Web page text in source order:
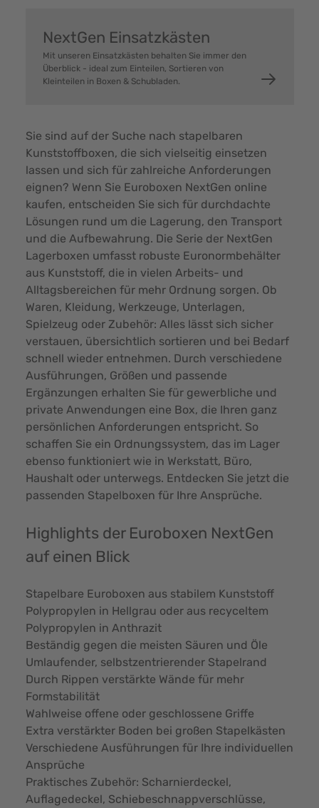
NextGen Einsatzkästen
Mit unseren Einsatzkästen behalten Sie immer den
Überblick - ideal zum Einteilen, Sortieren von
Kleinteilen in Boxen & Schubladen.
Sie sind auf der Suche nach stapelbaren
Kunststoffboxen, die sich vielseitig einsetzen
lassen und sich für zahlreiche Anforderungen
eignen? Wenn Sie Euroboxen NextGen online
kaufen, entscheiden Sie sich für durchdachte
Lösungen rund um die Lagerung, den Transport
und die Aufbewahrung. Die Serie der NextGen
Lagerboxen umfasst robuste Euronormbehälter
aus Kunststoff, die in vielen Arbeits- und
Alltagsbereichen für mehr Ordnung sorgen. Ob
Waren, Kleidung, Werkzeuge, Unterlagen,
Spielzeug oder Zubehör: Alles lässt sich sicher
verstauen, übersichtlich sortieren und bei Bedarf
schnell wieder entnehmen. Durch verschiedene
Ausführungen, Größen und passende
Ergänzungen erhalten Sie für gewerbliche und
private Anwendungen eine Box, die Ihren ganz
persönlichen Anforderungen entspricht. So
schaffen Sie ein Ordnungssystem, das im Lager
ebenso funktioniert wie in Werkstatt, Büro,
Haushalt oder unterwegs. Entdecken Sie jetzt die
passenden Stapelboxen für Ihre Ansprüche.
Highlights der Euroboxen NextGen
auf einen Blick
Stapelbare Euroboxen aus stabilem Kunststoff
Polypropylen in Hellgrau oder aus recyceltem
Polypropylen in Anthrazit
Beständig gegen die meisten Säuren und Öle
Umlaufender, selbstzentrierender Stapelrand
Durch Rippen verstärkte Wände für mehr
Formstabilität
Wahlweise offene oder geschlossene Griffe
Extra verstärkter Boden bei großen Stapelkästen
Verschiedene Ausführungen für Ihre individuellen
Ansprüche
Praktisches Zubehör: Scharnierdeckel,
Auflagedeckel, Schiebeschnappverschlüsse,